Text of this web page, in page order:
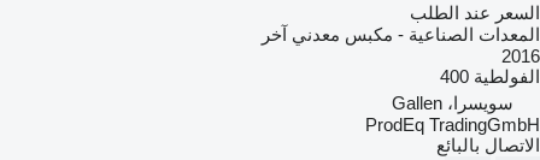
السعر عند الطلب
المعدات الصناعية - مكبس معدني آخر
2016
الفولطية 400
سويسرا، Gallen
ProdEq TradingGmbH
الاتصال بالبائع